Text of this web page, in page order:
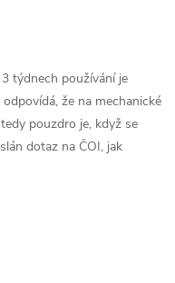
týdnech používání je
že na mechanické
pouzdro je, když se
dotaz na ČOI, jak